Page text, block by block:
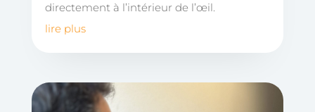
directement à l’intérieur de l’œil.
lire plus